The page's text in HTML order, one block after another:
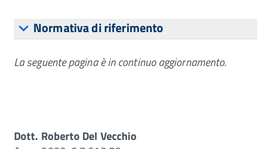
Normativa di riferimento
La seguente pagina è in continuo aggiornamento.
Dott. Roberto Del Vecchio